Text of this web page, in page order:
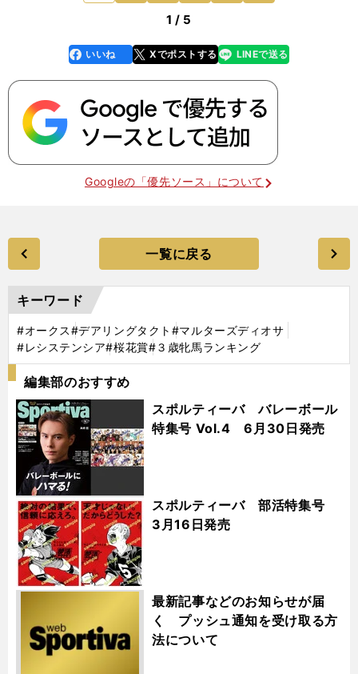
1 / 5
faceboo
k
いいね Xでポストする
line LINEで送る
Googleの「優先ソース」について
一覧に戻る
キーワード
#オークス#デアリングタクト #マルターズディオサ
#レシステンシア#桜花賞#３歳牝馬ランキング
編集部のおすすめ
スポルティーバ バレーボール
特集号 Vol.4 6月30日発売
スポルティーバ 部活特集号
3月16日発売
最新記事などのお知らせが届
く プッシュ通知を受け取る方
法について